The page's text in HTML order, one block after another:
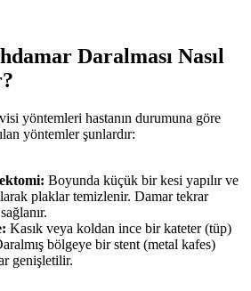
Daralması Nasıl
yöntemleri hastanın durumuna göre
yöntemler şunlardır:
Boyunda küçük bir kesi yapılır ve
plaklar temizlenir. Damar tekrar
Kasık veya koldan ince bir kateter (tüp)
bölgeye bir stent (metal kafes)
genişletilir.